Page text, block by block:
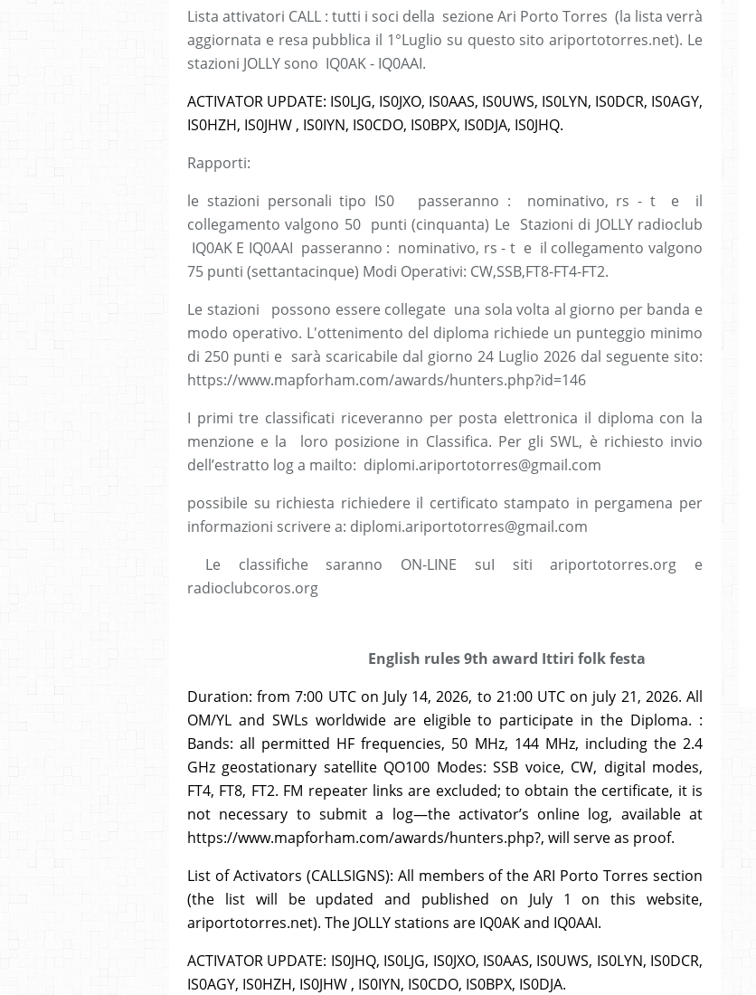
Lista attivatori CALL : tutti i soci della sezione Ari Porto Torres (la lista verrà
aggiornata e resa pubblica il 1°Luglio su questo sito ariportotorres.net). Le
stazioni JOLLY sono IQ0AK - IQ0AAI.
ACTIVATOR UPDATE: IS0LJG, IS0JXO, IS0AAS, IS0UWS, IS0LYN, IS0DCR, IS0AGY,
IS0HZH, IS0JHW , IS0IYN, IS0CDO, IS0BPX, IS0DJA, IS0JHQ.
Rapporti:
le stazioni personali tipo IS0 passeranno : nominativo, rs - t e il
collegamento valgono 50 punti (cinquanta) Le Stazioni di JOLLY radioclub
IQ0AK E IQ0AAI passeranno : nominativo, rs - t e il collegamento valgono
75 punti (settantacinque) Modi Operativi: CW,SSB,FT8-FT4-FT2.
Le stazioni possono essere collegate una sola volta al giorno per banda e
modo operativo. L'ottenimento del diploma richiede un punteggio minimo
di 250 punti e sarà scaricabile dal giorno 24 Luglio 2026 dal seguente sito:
https://www.mapforham.com/awards/hunters.php?id=146
I primi tre classificati riceveranno per posta elettronica il diploma con la
menzione e la loro posizione in Classifica. Per gli SWL, è richiesto invio
dell’estratto log a mailto: diplomi.ariportotorres@gmail.com
possibile su richiesta richiedere il certificato stampato in pergamena per
informazioni scrivere a: diplomi.ariportotorres@gmail.com
Le classifiche saranno ON-LINE suI siti ariportotorres.org e
radioclubcoros.org
English rules 9th award Ittiri folk festa
Duration: from 7:00 UTC on July 14, 2026, to 21:00 UTC on july 21, 2026. All
OM/YL and SWLs worldwide are eligible to participate in the Diploma. :
Bands: all permitted HF frequencies, 50 MHz, 144 MHz, including the 2.4
GHz geostationary satellite QO100 Modes: SSB voice, CW, digital modes,
FT4, FT8, FT2. FM repeater links are excluded; to obtain the certificate, it is
not necessary to submit a log—the activator’s online log, available at
https://www.mapforham.com/awards/hunters.php?, will serve as proof.
List of Activators (CALLSIGNS): All members of the ARI Porto Torres section
(the list will be updated and published on July 1 on this website,
ariportotorres.net). The JOLLY stations are IQ0AK and IQ0AAI.
ACTIVATOR UPDATE: IS0JHQ, IS0LJG, IS0JXO, IS0AAS, IS0UWS, IS0LYN, IS0DCR,
IS0AGY, IS0HZH, IS0JHW , IS0IYN, IS0CDO, IS0BPX, IS0DJA.